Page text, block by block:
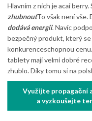
Hlavním z nich je acai
zhubnoutTo však není vše.
dodává energii. Navíc
bezpečný produkt, který se
konkurenceschopnou
tablety mají velmi dobré
zhublo. Díky tomu si na
Využijte propagační
a vyzkoušejte